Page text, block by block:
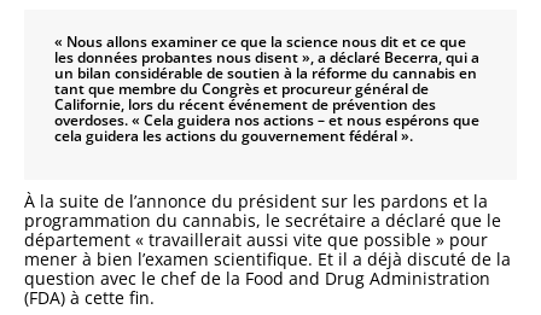
« Nous allons examiner ce que la science nous dit et ce que
les données probantes nous disent », a déclaré Becerra, qui a
un bilan considérable de soutien à la réforme du cannabis en
tant que membre du Congrès et procureur général de
Californie, lors du récent événement de prévention des
overdoses. « Cela guidera nos actions – et nous espérons que
cela guidera les actions du gouvernement fédéral ».
À la suite de l’annonce du président sur les pardons et la
programmation du cannabis, le secrétaire a déclaré que le
département « travaillerait aussi vite que possible » pour
mener à bien l’examen scientifique. Et il a déjà discuté de la
question avec le chef de la Food and Drug Administration
(FDA) à cette fin.